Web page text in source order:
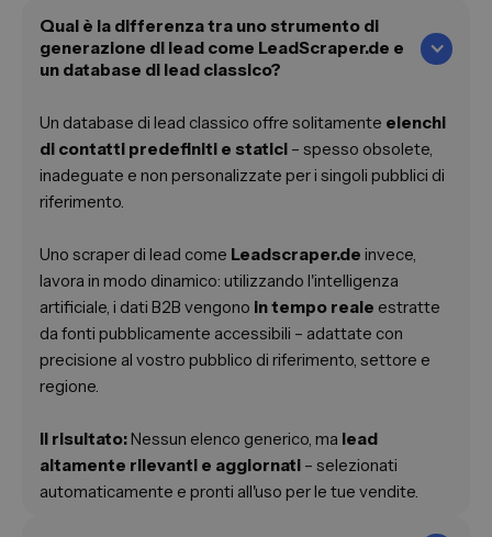
Qual è la differenza tra uno strumento di
generazione di lead come LeadScraper.de e
un database di lead classico?
Un database di lead classico offre solitamente elenchi
di contatti predefiniti e statici – spesso obsolete,
inadeguate e non personalizzate per i singoli pubblici di
riferimento.
Uno scraper di lead come Leadscraper.de invece,
lavora in modo dinamico: utilizzando l'intelligenza
artificiale, i dati B2B vengono in tempo reale estratte
da fonti pubblicamente accessibili – adattate con
precisione al vostro pubblico di riferimento, settore e
regione.
Il risultato:Nessun elenco generico, ma lead
altamente rilevanti e aggiornati – selezionati
automaticamente e pronti all'uso per le tue vendite.